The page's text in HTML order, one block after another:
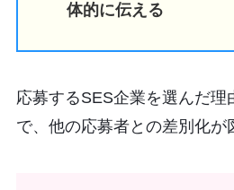
体的に伝える
応募するSES企業を選んだ理
で、他の応募者との差別化が